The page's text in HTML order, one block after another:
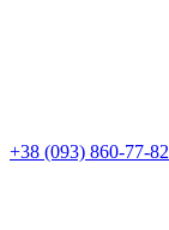
+38 (093) 860-77-82